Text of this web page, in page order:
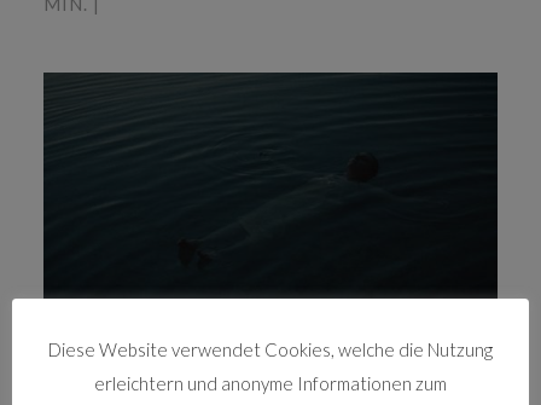
Invincible is a coming of age story, showing the
impacts school pressure can have on children, as
Diese Website verwendet Cookies, welche die Nutzung
erleichtern und anonyme Informationen zum